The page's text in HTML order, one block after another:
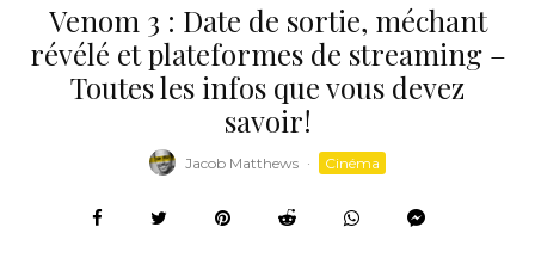
Venom 3 : Date de sortie, méchant
révélé et plateformes de streaming –
Toutes les infos que vous devez
savoir!
Jacob Matthews · Cinéma